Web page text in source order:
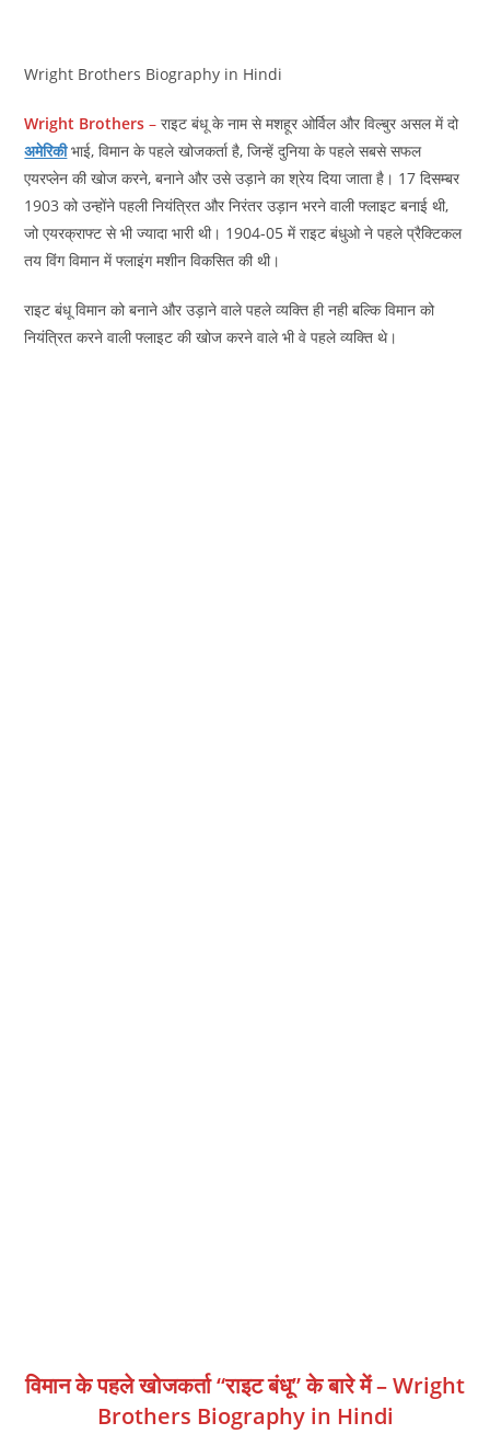
Wright Brothers Biography in Hindi
Wright Brothers –राइट बंधू के नाम से मशहूर ओर्विल और विल्बुर असल में दो
अमेरिकीभाई, विमान के पहले खोजकर्ता है, जिन्हें दुनिया के पहले सबसे सफल
एयरप्लेन की खोज करने, बनाने और उसे उड़ाने का श्रेय दिया जाता है। 17 दिसम्बर
1903 को उन्होंने पहली नियंत्रित और निरंतर उड़ान भरने वाली फ्लाइट बनाई थी,
जो एयरक्राफ्ट से भी ज्यादा भारी थी। 1904-05 में राइट बंधुओ ने पहले प्रैक्टिकल
तय विंग विमान में फ्लाइंग मशीन विकसित की थी।
राइट बंधू विमान को बनाने और उड़ाने वाले पहले व्यक्ति ही नही बल्कि विमान को
नियंत्रित करने वाली फ्लाइट की खोज करने वाले भी वे पहले व्यक्ति थे।
विमान के पहले खोजकर्ता “राइट बंधू” के बारे में – Wright
Brothers Biography in Hindi